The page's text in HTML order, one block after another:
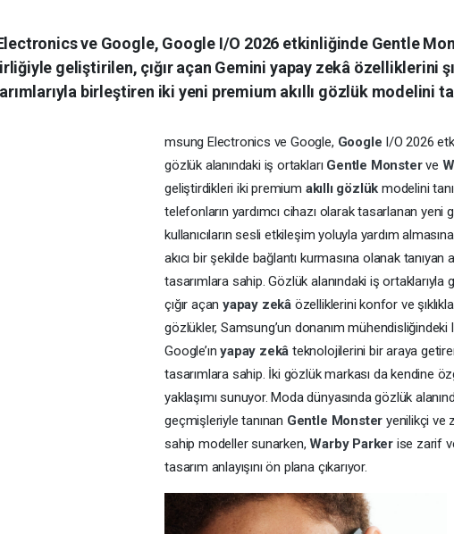
ve Google, Google I/O 2026 etkinliğinde Gentle
geliştirilen, çığır açan Gemini yapay zekâ özelliklerini
birleştiren iki yeni premium akıllı gözlük modelini
msung Electronics ve Google, Google I/O 2026
gözlük alanındaki iş ortakları Gentle Monsterve
geliştirdikleri iki premium akıllı gözlükmodelini
telefonların yardımcı cihazı olarak tasarlanan yeni
kullanıcıların sesli etkileşim yoluyla yardım
akıcı bir şekilde bağlantı kurmasına olanak tanıyan
tasarımlara sahip. Gözlük alanındaki iş ortaklarıyla
çığır açan yapay zekâ özelliklerini konfor ve
gözlükler, Samsung’un donanım mühendisliğindeki
Google’ınyapay zekâteknolojilerini bir araya
tasarımlara sahip. İki gözlük markası da kendine
yaklaşımı sunuyor. Moda dünyasında gözlük
geçmişleriyle tanınan Gentle Monster yenilikçi ve
sahip modeller sunarken,Warby Parker ise zarif
tasarım anlayışını ön plana çıkarıyor.